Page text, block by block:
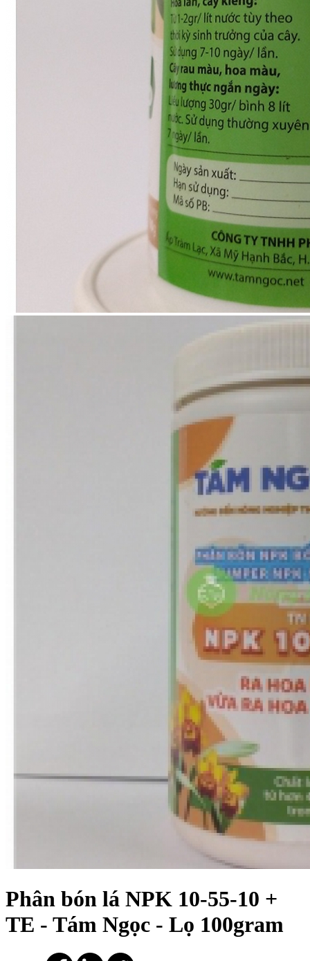
Phân bón lá NPK 10-55-10 +
TE - Tám Ngọc - Lọ 100gram